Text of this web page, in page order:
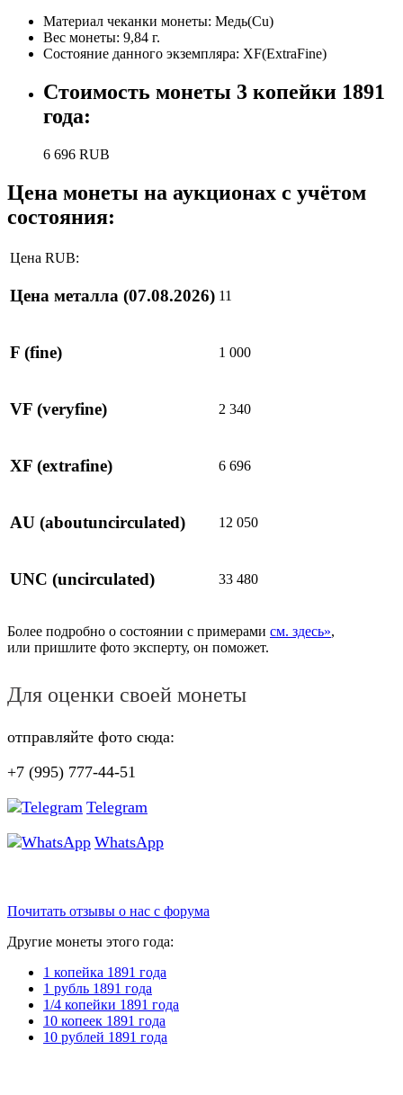
Материал чеканки монеты: Медь(Cu)
Вес монеты: 9,84 г.
Состояние данного экземпляра: XF(ExtraFine)
Стоимость монеты 3 копейки 1891
года:
6 696 RUB
Цена монеты на аукционах с учётом
состояния:
Цена RUB:
Цена металла (07.08.2026) 11
F (fine) 1 000
VF (veryfine) 2 340
XF (extrafine) 6 696
AU (aboutuncirculated) 12 050
UNC (uncirculated) 33 480
Более подробно о состоянии с примерами см. здесь»,
или пришлите фото эксперту, он поможет.
Для оценки своей монеты
отправляйте фото сюда:
+7 (995) 777-44-51
Telegram
WhatsApp
Почитать отзывы о нас с форума
Другие монеты этого года:
1 копейка 1891 года
1 рубль 1891 года
1/4 копейки 1891 года
10 копеек 1891 года
10 рублей 1891 года